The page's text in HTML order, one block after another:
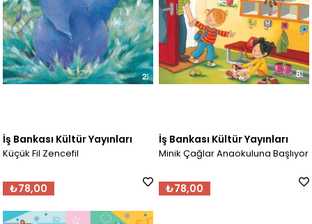
İş Bankası Kültür Yayınları
Küçük Fil Zencefil
₺78,00
İş Bankası Kültür Yayınları
Minik Çağlar Anaokuluna Başlıyor
₺78,00